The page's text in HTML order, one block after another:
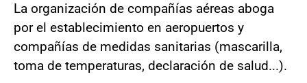
La organización de compañías aéreas aboga
por el establecimiento en aeropuertos y
compañías de medidas sanitarias (mascarilla,
toma de temperaturas, declaración de salud...).